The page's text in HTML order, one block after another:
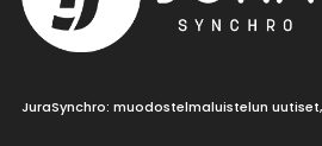
JuraSynchro: muodostelmaluistelun